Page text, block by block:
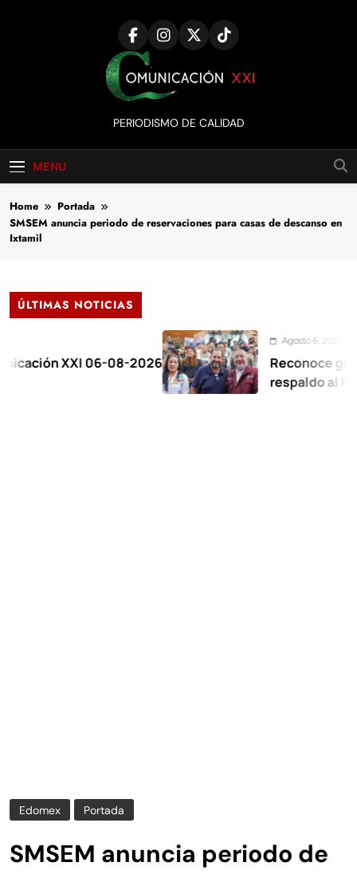
Comunicación
XXI
PERIODISMO DE CALIDAD
MENU
Home
Portada
SMSEM anuncia periodo de reservaciones para casas de descanso en
Ixtamil
ÚLTIMAS NOTICIAS
XXI 06-08-2026
Agosto 6, 2026
Reconoce
respaldo al Plan de
Edomex Portada
SMSEM anuncia periodo de